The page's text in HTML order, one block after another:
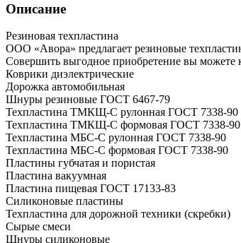
Описание
Резиновая техпластина
ООО «Авора» предлагает резиновые
Совершить выгодное приобретение вы можете
Коврики диэлектрические
Дорожка автомобильная
Шнуры резиновые ГОСТ 6467-79
Техпластина ТМКЩ-С рулонная ГОСТ 7338-90
Техпластина ТМКЩ-С формовая ГОСТ 7338-90
Техпластина МБС-С рулонная ГОСТ 7338-90
Техпластина МБС-С формовая ГОСТ 7338-90
Пластины губчатая и пористая
Пластина вакуумная
Пластина пищевая ГОСТ 17133-83
Силиконовые пластины
Техпластина для дорожной техники (скребки)
Сырые смеси
Шнуры силиконовые